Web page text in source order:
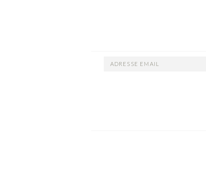
ADRESSE